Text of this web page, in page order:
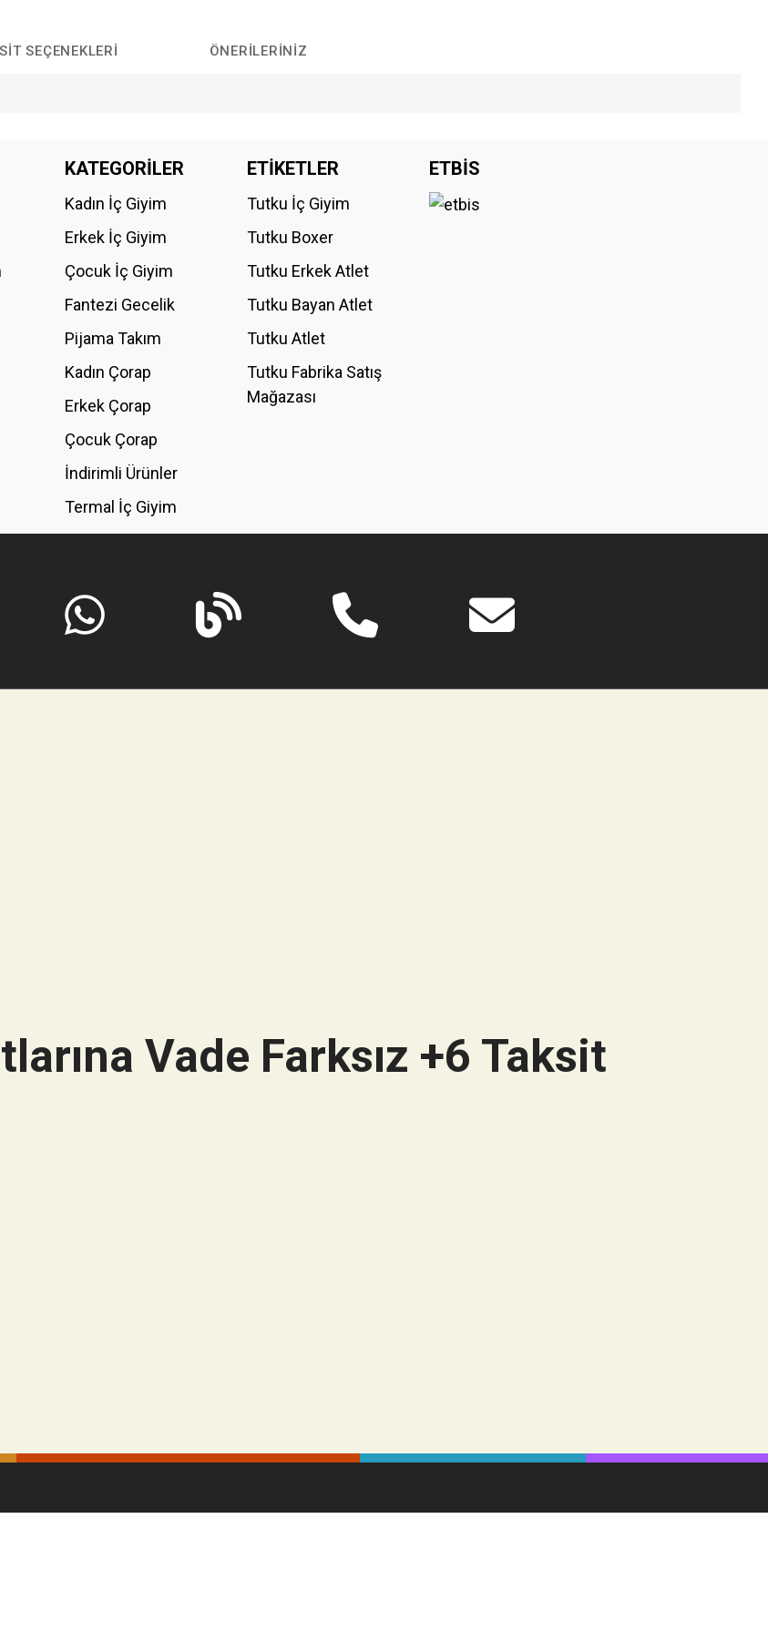
SEÇENEKLERI ÖNERILERINIZ
Bu ürüne ilk yorumu siz yapın!
KATEGORİLER
Kadın İç Giyim
Erkek İç Giyim
Çocuk İç Giyim
Fantezi Gecelik
Pijama Takım
Kadın Çorap
Erkek Çorap
Çocuk Çorap
İndirimli Ürünler
Termal İç Giyim
ETİKETLER
Tutku İç Giyim
Tutku Boxer
Tutku Erkek Atlet
Tutku Bayan Atlet
Tutku Atlet
Tutku Fabrika Satış
Mağazası
ETBİS
Vade Farksız +6 Taksit